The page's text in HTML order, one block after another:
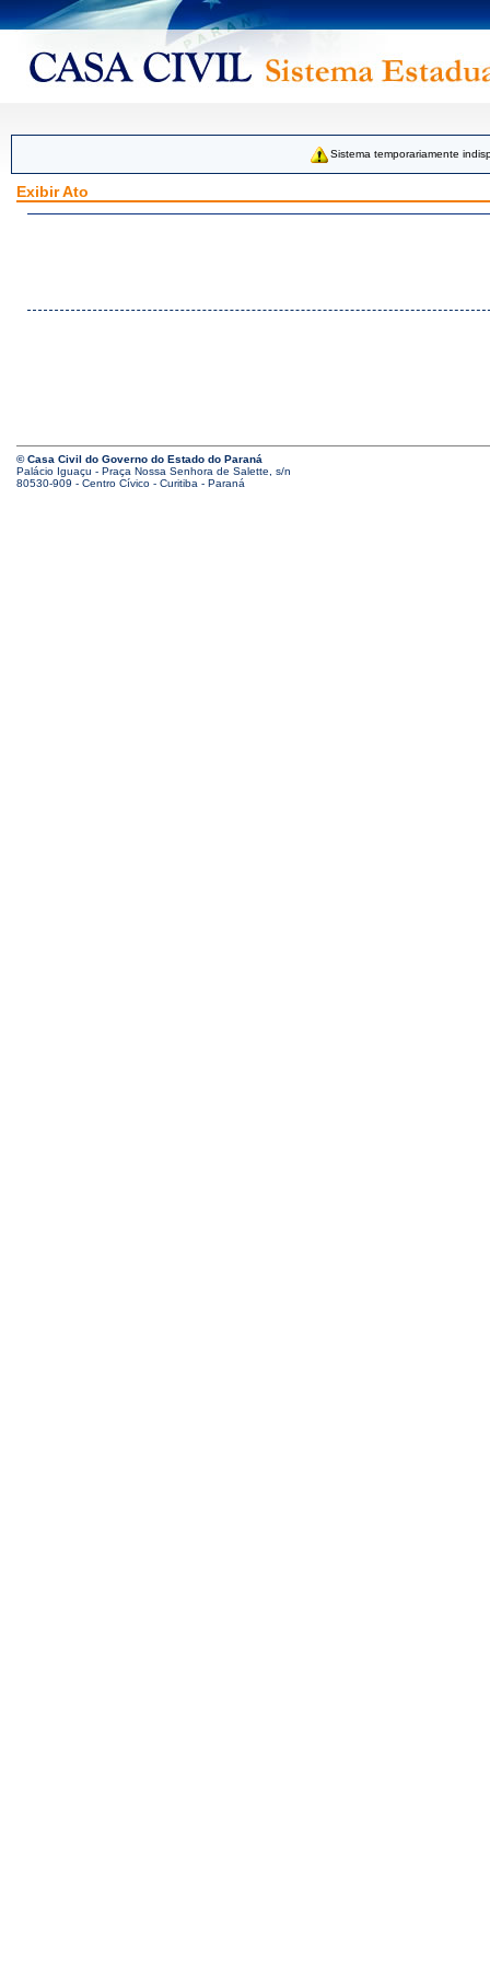
Sistema temporariamente
Exibir Ato
© Casa Civil do Governo do Estado do Paraná
Palácio Iguaçu - Praça Nossa Senhora de Salette, s/n
80530-909 - Centro Cívico - Curitiba - Paraná